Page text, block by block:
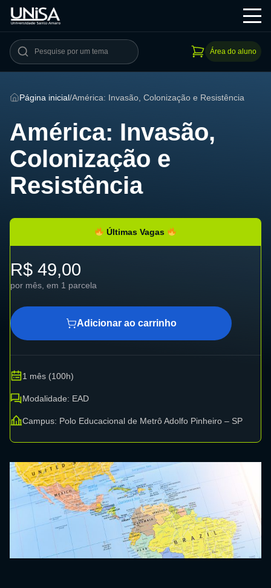
Área do aluno
Página inicial/América: Invasão, Colonização e Resistência
América: Invasão,
Colonização e
Resistência
Últimas Vagas
R$ 49,00
por mês, em 1 parcela
Adicionar ao carrinho
1 mês (100h)
Modalidade: EAD
Campus: Polo Educacional de Metrô Adolfo Pinheiro – SP